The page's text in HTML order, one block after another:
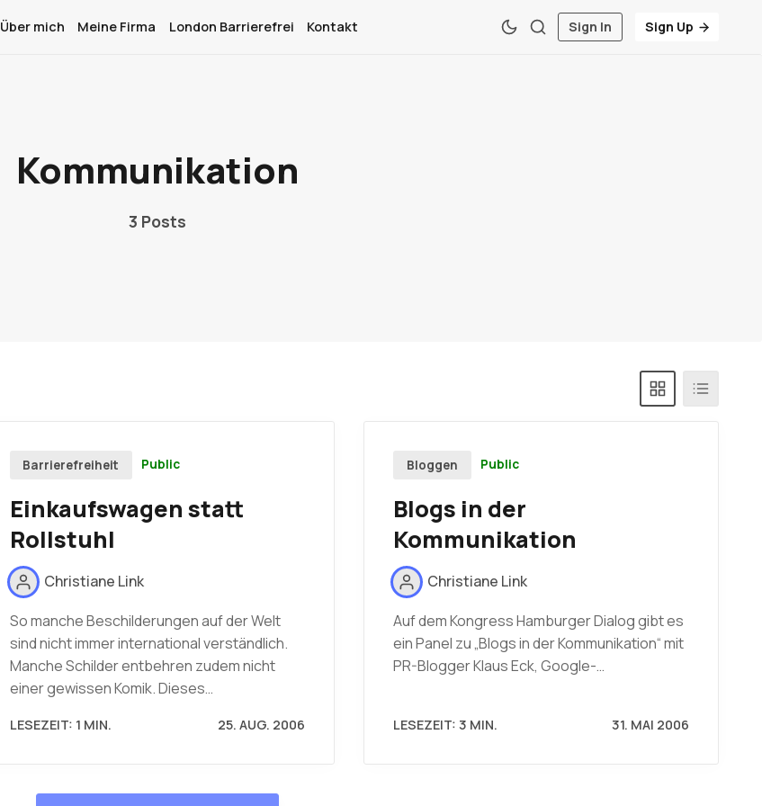
Meine Firma
London Barrierefrei
Über mich Meine Firma London Barrierefrei Kontakt Sign In Sign Up
Kommunikation
3 Posts
Barrierefreiheit Public
Einkaufswagen statt
Rollstuhl
Christiane Link
So manche Beschilderungen auf der Welt
sind nicht immer international verständlich.
Manche Schilder entbehren zudem nicht
einer gewissen Komik. Dieses…
LESEZEIT: 1 MIN. 25. AUG. 2006
Bloggen Public
Blogs in der
Kommunikation
Christiane Link
Auf dem Kongress Hamburger Dialog gibt es
ein Panel zu „Blogs in der Kommunikation“ mit
PR-Blogger Klaus Eck, Google-…
LESEZEIT: 3 MIN. 31. MAI 2006